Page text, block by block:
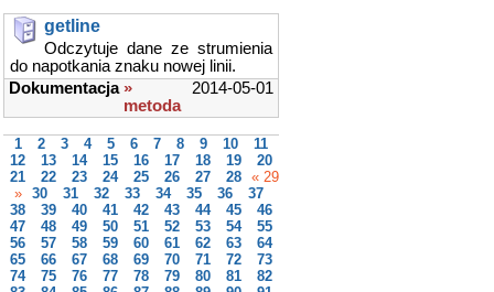
getline
Odczytuje dane ze strumienia
do napotkania znaku nowej linii.
2014-05-01
Dokumentacja »
metoda
1 2 3 4 5 6 7 8 9 10
11
12
13 14 15 16 17 18 19
20
21
22 23 24 25 26 27 28
« 29
» 30 31 32 33 34 35 36
37
38
39 40 41 42 43 44 45
46
47
48 49 50 51 52 53 54
55
56
57 58 59 60 61 62 63
64
65
66 67 68 69 70 71 72
73
74
75 76 77 78 79 80 81
82